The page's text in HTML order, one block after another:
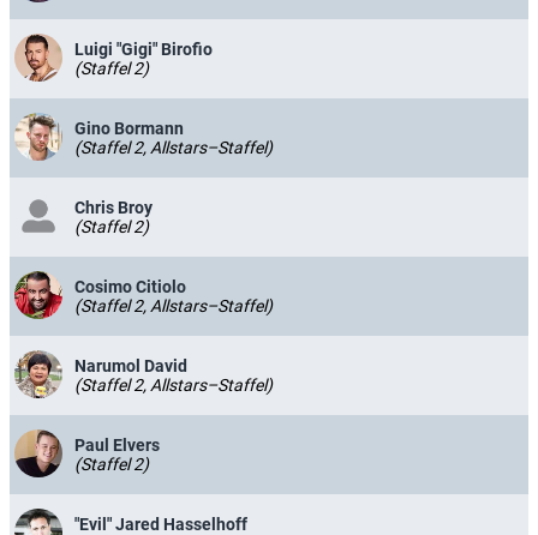
Luigi "Gigi" Birofio
(Staffel 2)
Gino Bormann
(Staffel 2, Allstars–Staffel)
Chris Broy
(Staffel 2)
Cosimo Citiolo
(Staffel 2, Allstars–Staffel)
Narumol David
(Staffel 2, Allstars–Staffel)
Paul Elvers
(Staffel 2)
"Evil" Jared Hasselhoff